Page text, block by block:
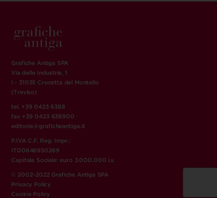
Grafiche Antiga SPA
Via delle Industrie, 1
I - 31035 Crocetta del Montello
(Treviso)
tel. +39 0423 6388
fax +39 0423 638900
editoria@graficheantiga.it
P.IVA C.F. Reg. Impr.:
IT00846950269
Capitale Sociale: euro 3.000.000 i.v.
© 2002-2022 Grafiche Antiga SPA
Privacy Policy
Cookie Policy